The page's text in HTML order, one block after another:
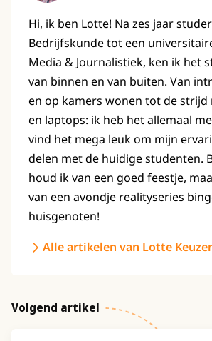
Hi, ik ben Lotte! Na zes jaar
Bedrijfskunde tot een
Media & Journalistiek, ken ik het
van binnen en van buiten. Van
en op kamers wonen tot de strijd
en laptops: ik heb het allemaal
vind het mega leuk om mijn
delen met de huidige studenten.
houd ik van een goed feestje,
van een avondje realityseries
huisgenoten!
Alle artikelen van Lotte
Volgend artikel